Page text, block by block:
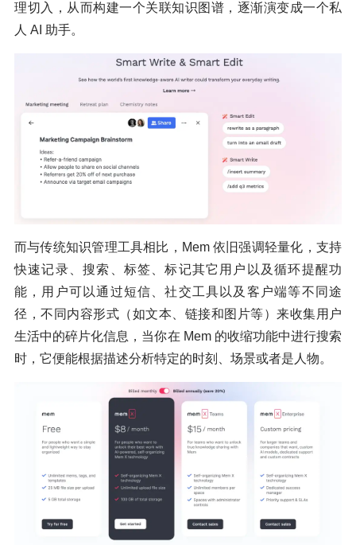
理切入，从而构建一个关联知识图谱，逐渐演变成一个私
人 AI 助手。
而与传统知识管理工具相比，Mem 依旧强调轻量化，支持
快速记录、搜索、标签、标记其它用户以及循环提醒功
能，用户可以通过短信、社交工具以及客户端等不同途
径，不同内容形式（如文本、链接和图片等）来收集用户
生活中的碎片化信息，当你在 Mem 的收缩功能中进行搜索
时，它便能根据描述分析特定的时刻、场景或者是人物。